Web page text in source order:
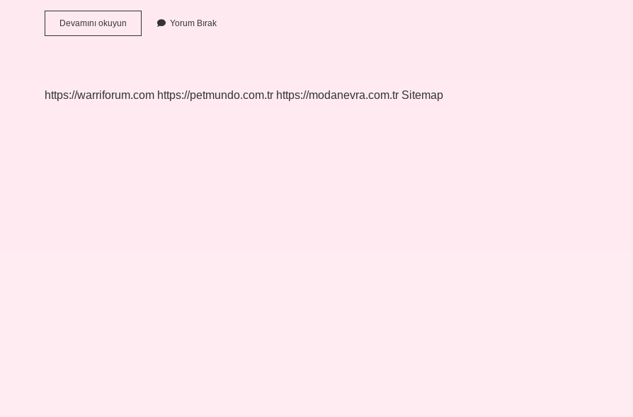
Devamını okuyun
Hangi
Yorum Bırak
https://warriforum.com https://petmundo.com.tr https://modanevra.com.tr Sitemap